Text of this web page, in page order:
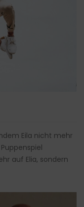
Eila nicht mehr
auf Elia, sondern